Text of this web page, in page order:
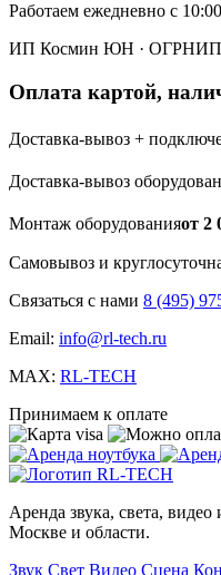
Работаем ежедневно с
ИП Космин ЮН ·
Оплата картой,
Доставка-вывоз +
Доставка-вывоз
Монтаж оборудованияот 2
Самовывоз и
Связаться с нами 8 (495)
Email: info@rl-tech.ru
MAX: RL-TECH
Принимаем к оплате
Аренда звука, света,
Москве и области.
Звук Свет Видео Сцена